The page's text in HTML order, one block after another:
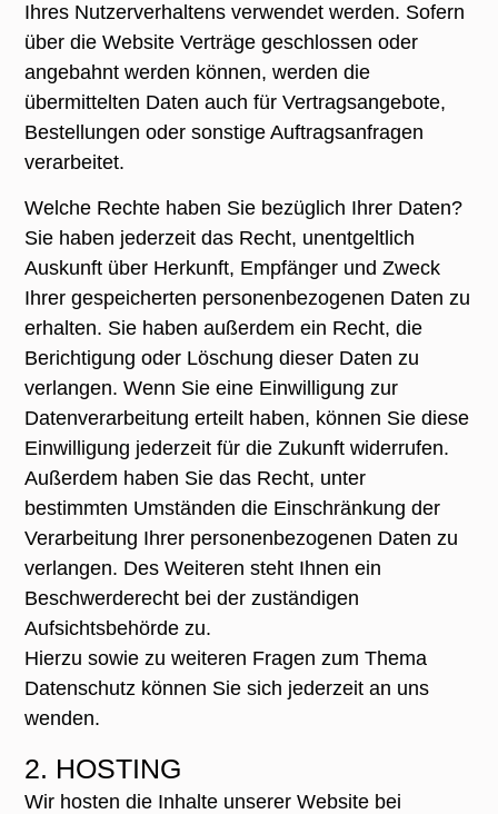
Ihres Nutzerverhaltens verwendet werden. Sofern
über die Website Verträge geschlossen oder
angebahnt werden können, werden die
übermittelten Daten auch für Vertragsangebote,
Bestellungen oder sonstige Auftragsanfragen
verarbeitet.
Welche Rechte haben Sie bezüglich Ihrer Daten?
Sie haben jederzeit das Recht, unentgeltlich
Auskunft über Herkunft, Empfänger und Zweck
Ihrer gespeicherten personenbezogenen Daten zu
erhalten. Sie haben außerdem ein Recht, die
Berichtigung oder Löschung dieser Daten zu
verlangen. Wenn Sie eine Einwilligung zur
Datenverarbeitung erteilt haben, können Sie diese
Einwilligung jederzeit für die Zukunft widerrufen.
Außerdem haben Sie das Recht, unter
bestimmten Umständen die Einschränkung der
Verarbeitung Ihrer personenbezogenen Daten zu
verlangen. Des Weiteren steht Ihnen ein
Beschwerderecht bei der zuständigen
Aufsichtsbehörde zu.
Hierzu sowie zu weiteren Fragen zum Thema
Datenschutz können Sie sich jederzeit an uns
wenden.
2. HOSTING
Wir hosten die Inhalte unserer Website bei